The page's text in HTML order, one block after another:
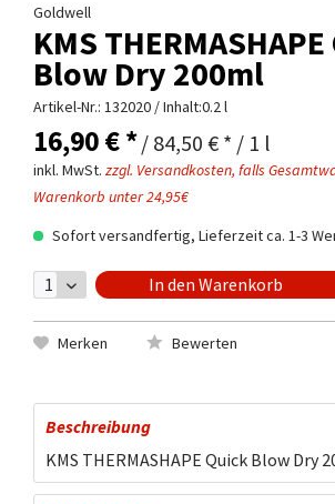
Goldwell
KMS
Blow Dry 200ml
Artikel-Nr.: 132020 / Inhalt:0.2 l
16,90 € */ 84,50 € * / 1 l
inkl. MwSt. zzgl. Versandkosten, falls
Warenkorb unter 24,95€
Sofort versandfertig, Lieferzeit ca. 1-3
In den Warenkorb
Merken Bewerten
Beschreibung
KMS THERMASHAPE Quick Blow Dry